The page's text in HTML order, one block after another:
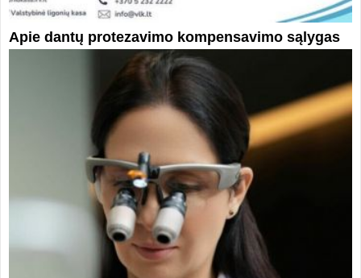
Apie dantų protezavimo kompensavimo sąlygas